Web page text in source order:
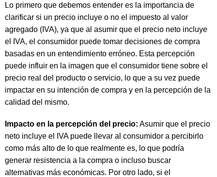
Lo primero que debemos entender es la importancia de
clarificar si un precio incluye o no el impuesto al valor
agregado (IVA), ya que al asumir que el precio neto incluye
el IVA, el consumidor puede tomar decisiones de compra
basadas en un entendimiento erróneo. Esta percepción
puede influir en la imagen que el consumidor tiene sobre el
precio real del producto o servicio, lo que a su vez puede
impactar en su intención de compra y en la percepción de la
calidad del mismo.
Impacto en la percepción del precio: Asumir que el precio
neto incluye el IVA puede llevar al consumidor a percibirlo
como más alto de lo que realmente es, lo que podría
generar resistencia a la compra o incluso buscar
alternativas más económicas. Por otro lado, si el